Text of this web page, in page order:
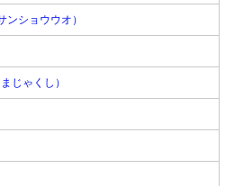
ンショウウオ）
じゃくし）